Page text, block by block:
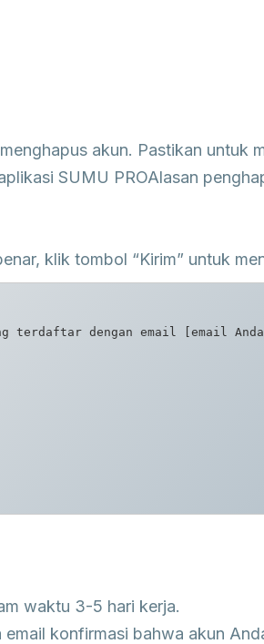
akun. Pastikan untuk
SUMU PROAlasan
klik tombol “Kirim” untuk
terdaftar dengan email [email
waktu 3-5 hari kerja.
konfirmasi bahwa akun